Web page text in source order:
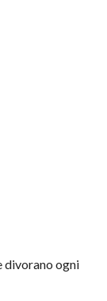
divorano ogni